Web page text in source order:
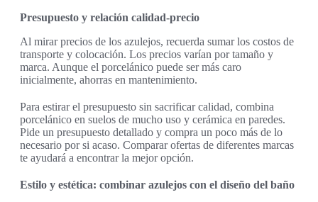
Presupuesto y relación calidad-precio
Al mirar precios de los azulejos, recuerda sumar los costos de
transporte y colocación. Los precios varían por tamaño y
marca. Aunque el porcelánico puede ser más caro
inicialmente, ahorras en mantenimiento.
Para estirar el presupuesto sin sacrificar calidad, combina
porcelánico en suelos de mucho uso y cerámica en paredes.
Pide un presupuesto detallado y compra un poco más de lo
necesario por si acaso. Comparar ofertas de diferentes marcas
te ayudará a encontrar la mejor opción.
Estilo y estética: combinar azulejos con el diseño del baño